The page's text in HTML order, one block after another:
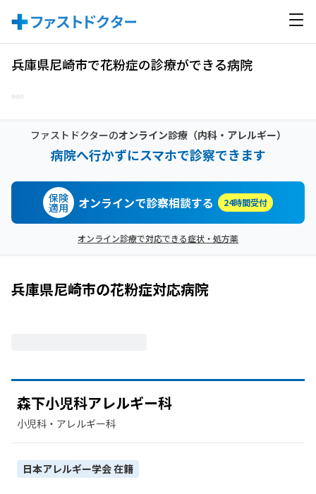
兵庫県尼崎市で花粉症の診療ができる病院
ファストドクターのオンライン診療（内科・アレルギー）
病院へ行かずにスマホで診察できます
保険
適用 オンラインで診察相談する 24時間受付
オンライン診療で対応できる症状・処方薬
兵庫県尼崎市の花粉症対応病院
森下小児科アレルギー科
小児科・​アレルギー科
日本アレルギー学会在籍